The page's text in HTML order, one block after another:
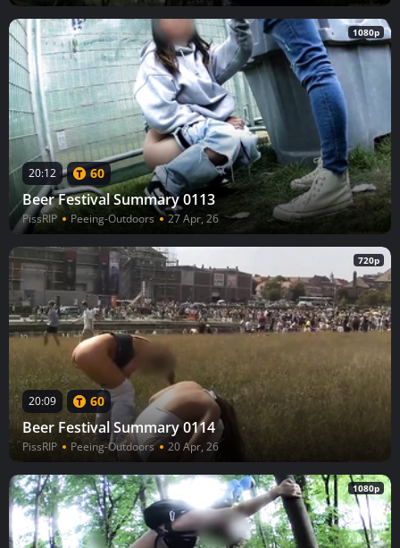
1080p
20:12 60
Beer Festival Summary 0113
PissRIP Peeing-Outdoors 27 Apr, 26
720p
20:09 60
Beer Festival Summary 0114
PissRIP Peeing-Outdoors 20 Apr, 26
1080p